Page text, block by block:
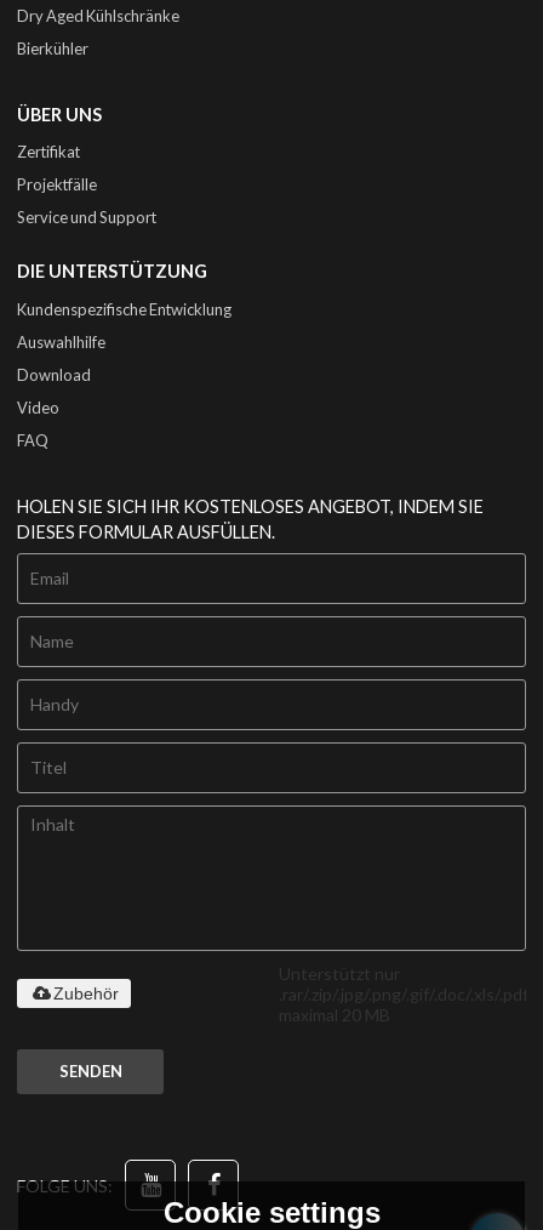
Dry Aged Kühlschränke
Bierkühler
ÜBER UNS
Zertifikat
Projektfälle
Service und Support
DIE UNTERSTÜTZUNG
Kundenspezifische Entwicklung
Auswahlhilfe
Download
Video
FAQ
HOLEN SIE SICH IHR KOSTENLOSES ANGEBOT, INDEM SIE
DIESES FORMULAR AUSFÜLLEN.
Unterstützt nur
.rar/.zip/.jpg/.png/.gif/.doc/.xls/.pdf,
maximal 20 MB
Zubehör
SENDEN
FOLGE UNS:
Cookie settings